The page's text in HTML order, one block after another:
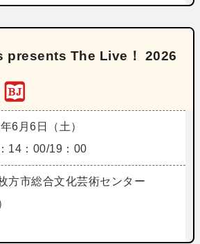
presents The Live！ 2026
6月6日（土）
14：00/19：00
方市総合文化芸術センター